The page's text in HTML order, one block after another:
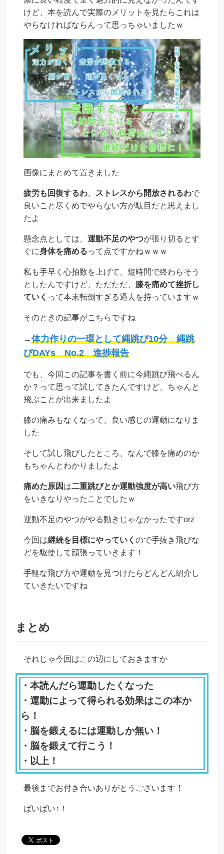
けど、本を読んで実際のメリットを見たらこれは
やらなければならんって思っちゃいましたｗ
画像にまとめて置きました
疲労も回復するわ ストレスから開放されるわで
良いこと尽くめでやらない方が駄目だと思えまし
たよ
懸念点としては、 運動不足のやつが張り切るとす
ぐに身体を痛めるって点ですかねｗｗｗ
私も手早く心拍数を上げて、短時間で終わらそう
としたんですけど、ただただ、 膝を痛めて挫折し
ていく って本末転倒すぎる過去を持っていますｗ
そのときの記事がこちらですね
→体力作りの一環として縄跳び10分 縄跳
びDAYs No.2 進捗報告
でも、今回この記事を書く前に今縄跳び飛べるん
か？って思って試してきたんですけど、ちゃんと
飛ぶことが出来ましたよ
膝の痛みもなくなって、良い感じの運動になりま
した
そして試し飛びしたところ、なんで膝を痛めのか
もちゃんとわかりましたよ
痛めた原因 は二重跳びとか運動強度が高い飛び方
をいきなりやったことでしたｗ
運動不足のやつがやる動きじゃなかったですorz
今回は継続を目標にやっていく ので手抜き飛びな
どを駆使して頑張っていきます！
手軽な飛び方や運動を見つけたらどんどん紹介し
ていきたいですね
まとめ
それじゃ今回はこの辺にしておきますか
・本読んだら運動したくなった
・運動によって得られる効果はこの本か
ら！
・脳を鍛えるには運動しか無い！
・脳を鍛えて行こう！
・以上！
最後までお付き合いありがとうございます！
ばいばい↑！